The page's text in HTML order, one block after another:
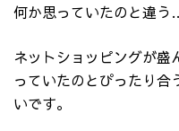
何か思っていたのと違
ネットショッピングが盛
っていたのとぴったり合
いです。